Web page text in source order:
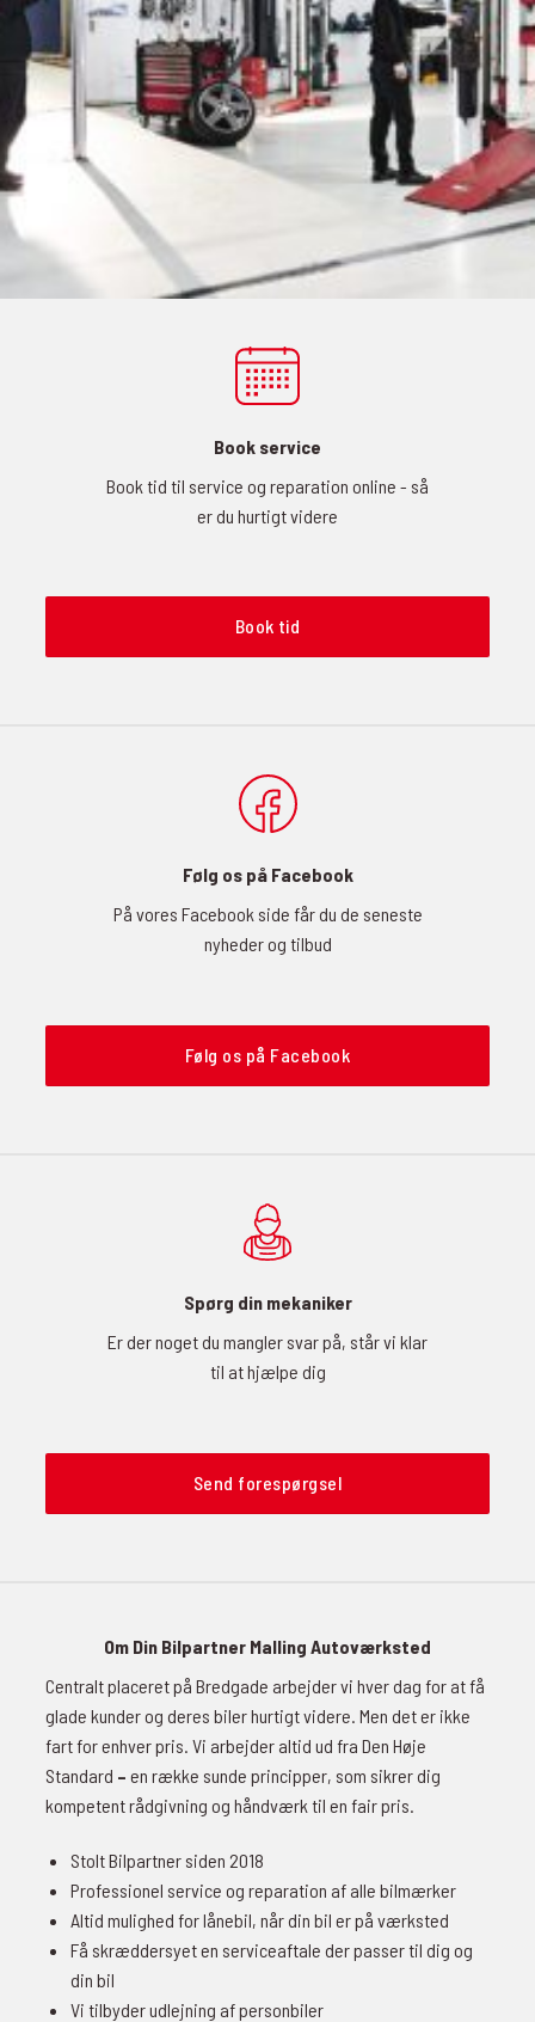
Book service
Book tid til service og reparation online - så
er du hurtigt videre
Book tid
Følg os på Facebook
På vores Facebook side får du de seneste
nyheder og tilbud
Følg os på Facebook
Spørg din mekaniker
Er der noget du mangler svar på, står vi klar
til at hjælpe dig
Send forespørgsel
Om Din Bilpartner Malling Autoværksted
Centralt placeret på Bredgade arbejder vi hver dag for at få
glade kunder og deres biler hurtigt videre. Men det er ikke
fart for enhver pris. Vi arbejder altid ud fra Den Høje
Standard – en række sunde principper, som sikrer dig
kompetent rådgivning og håndværk til en fair pris.
Stolt Bilpartner siden 2018
Professionel service og reparation af alle bilmærker
Altid mulighed for lånebil, når din bil er på værksted
Få skræddersyet en serviceaftale der passer til dig og
din bil
Vi tilbyder udlejning af personbiler